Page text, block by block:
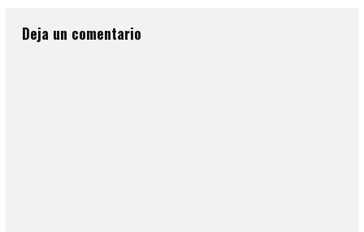
Deja un comentario